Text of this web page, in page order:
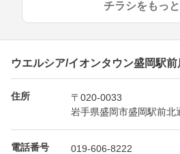
チラシをもっ
ウエルシア/イオンタウン盛岡駅
住所
〒020-0033
岩手県盛岡市盛岡駅前北
電話番号 019-606-8222